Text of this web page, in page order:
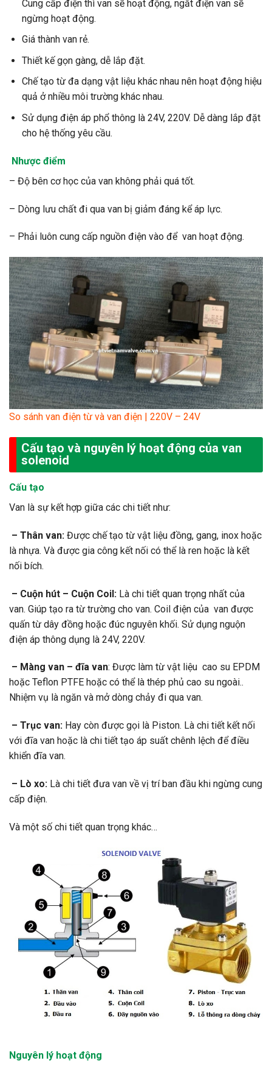
Cung cấp điện thì van sẽ hoạt động, ngắt điện van sẽ
ngừng hoạt động.
Giá thành van rẻ.
Thiết kế gọn gàng, dễ lắp đặt.
Chế tạo từ đa dạng vật liệu khác nhau nên hoạt động hiệu
quả ở nhiều môi trường khác nhau.
Sử dụng điện áp phổ thông là 24V, 220V. Dễ dàng lắp đặt
cho hệ thống yêu cầu.
Nhược điểm
– Độ bên cơ học của van không phải quá tốt.
– Dòng lưu chất đi qua van bị giảm đáng kể áp lực.
– Phải luôn cung cấp nguồn điện vào để van hoạt động.
So sánh van điện từ và van điện | 220V – 24V
Cấu tạo và nguyên lý hoạt động của van
solenoid
Cấu tạo
Van là sự kết hợp giữa các chi tiết như:
– Thân van: Được chế tạo từ vật liệu đồng, gang, inox hoặc
là nhựa. Và được gia công kết nối có thể là ren hoặc là kết
nối bích.
– Cuộn hút – Cuộn Coil: Là chi tiết quan trọng nhất của
van. Giúp tạo ra từ trường cho van. Coil điện của van được
quấn từ dây đồng hoặc đúc nguyên khối. Sử dụng nguộn
điện áp thông dụng là 24V, 220V.
– Màng van – đĩa van: Được làm từ vật liệu cao su EPDM
hoặc Teflon PTFE hoặc có thể là thép phủ cao su ngoài..
Nhiệm vụ là ngăn và mở dòng chảy đi qua van.
– Trục van: Hay còn được gọi là Piston. Là chi tiết kết nối
với đĩa van hoặc là chi tiết tạo áp suất chênh lệch để điều
khiển đĩa van.
– Lò xo: Là chi tiết đưa van về vị trí ban đầu khi ngừng cung
cấp điện.
Và một số chi tiết quan trọng khác…
Nguyên lý hoạt động